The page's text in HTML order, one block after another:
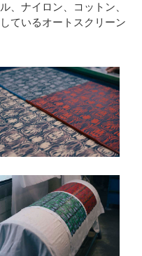
、ナイロン、コットン、
ているオートスクリーン